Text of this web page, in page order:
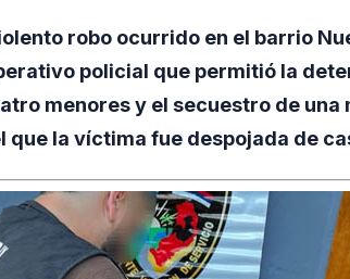
robo ocurrido en el barrio
policial que permitió la
menores y el secuestro de
que la víctima fue despojada de